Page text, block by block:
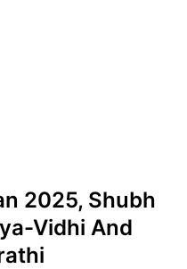
2025, Shubh
Vidhi And